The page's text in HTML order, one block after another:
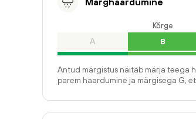
A
Kõrge
B
Antud märgistus näitab märja teega
parem haardumine ja märgisega G,